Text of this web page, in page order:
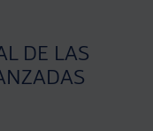
DE LAS